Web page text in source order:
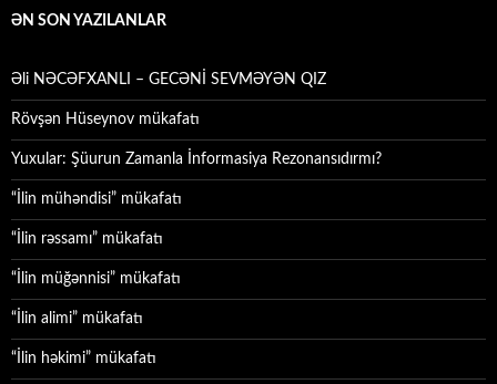
ƏN SON YAZILANLAR
Əli NƏCƏFXANLI – GECƏNİ SEVMƏYƏN QIZ
Rövşən Hüseynov mükafatı
Yuxular: Şüurun Zamanla İnformasiya Rezonansıdırmı?
“İlin mühəndisi” mükafatı
“İlin rəssamı” mükafatı
“İlin müğənnisi” mükafatı
“İlin alimi” mükafatı
“İlin həkimi” mükafatı